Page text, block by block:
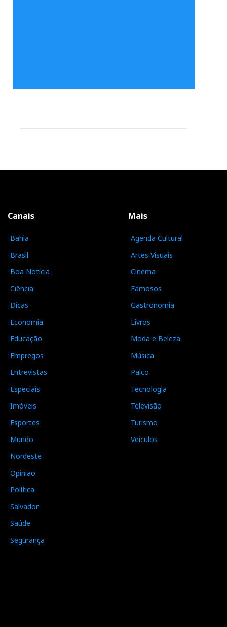
Canais
Bahia
Brasil
Boa Notícia
Ciência
Dicas
Economia
Educação
Empregos
Entrevistas
Especiais
Imóveis
Esportes
Mundo
Nordeste
Opinião
Política
Salvador
Saúde
Segurança
Mais
Agenda Cultural
Artes Visuais
Cinema
Famosos
Gastronomia
Livros
Moda e Beleza
Música
Palco
Tecnologia
Televisão
Turismo
Veículos